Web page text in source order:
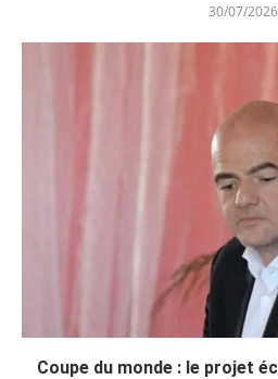
30/07/2026
Coupe du monde : le projet